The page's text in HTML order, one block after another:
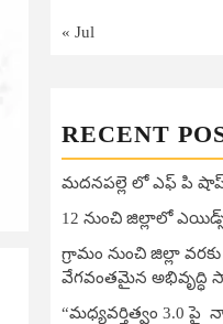
« Jul
RECENT
మదనపల్లె లో ఎఫ్ పి
12 నుంచి జిల్లాలో
గ్రామం నుంచి జిల్లా
వేగవంతమైన అభివృద్ధి
“మధ్యవర్తిత్వం 3.0